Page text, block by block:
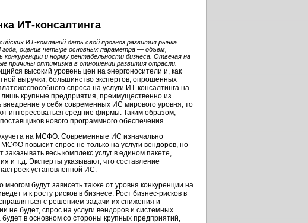
ИТ-консалтинга
ИТ-компаний дать свой прогноз развития рынка
оценив четыре основных параметра — объем,
и норму рентабельности бизнеса. Отвечая на
причины оптимизма в отношении развития отрасли.
высокий уровень цен на энергоносители и, как
выручки, большинство экспертов, опрошенных
спроса на услуги ИТ-консалтинга на
крупные предприятия, преимущественно из
у себя современных ИС мирового уровня, то
интересоваться средние фирмы. Таким образом,
нового программного обеспечения.
на МСФО. Современные ИС изначально
повысит спрос не только на услуги вендоров, но
весь комплекс услуг в едином пакете,
и т.д. Эксперты указывают, что составление
установленной ИС.
будут зависеть также от уровня конкуренции на
и к росту рисков в бизнесе. Рост бизнес-рисков в
с решением задачи их снижения и
не будет, спрос на услуги вендоров и системных
в основном со стороны крупных предприятий,